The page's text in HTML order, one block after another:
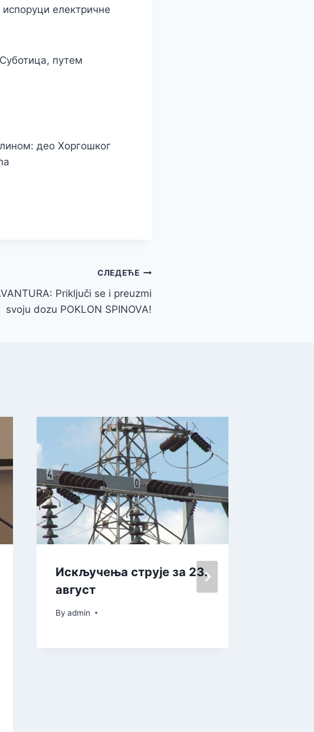
електричне
путем
део Хоргошког
СЛЕДЕЋЕ
Priključi se i preuzmi
svoju dozu POKLON SPINOVA!
Искључења струје за 23.
август
By admin